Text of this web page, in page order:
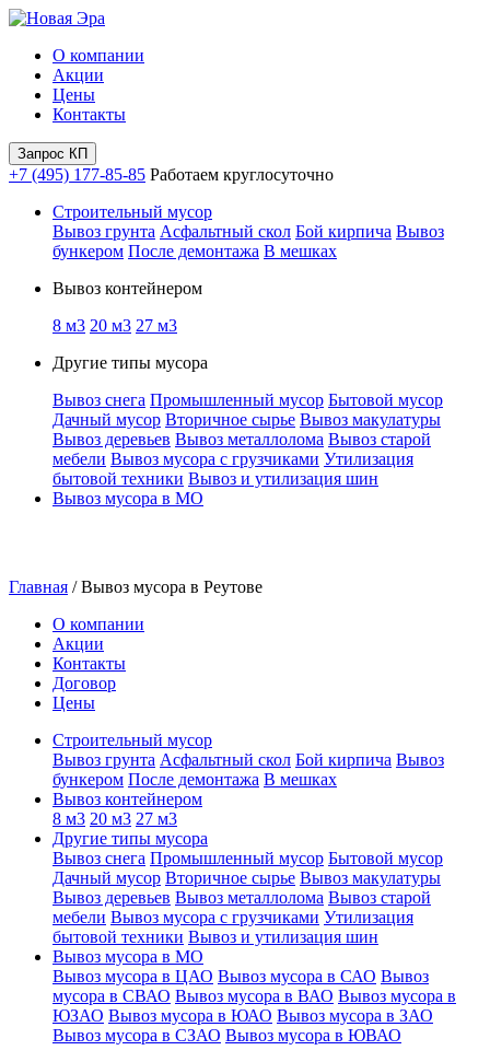
О компании
Акции
Цены
Контакты
Запрос КП
+7 (495) 177-85-85 Работаем круглосуточно
Строительный мусор
Вывоз грунта Асфальтный скол Бой кирпича Вывоз
бункером После демонтажа В мешках
Вывоз контейнером
8 м3 20 м3 27 м3
Другие типы мусора
Вывоз снега Промышленный мусор Бытовой мусор
Дачный мусор Вторичное сырье Вывоз макулатуры
Вывоз деревьев Вывоз металлолома Вывоз старой
мебели Вывоз мусора с грузчиками Утилизация
бытовой техники Вывоз и утилизация шин
Вывоз мусора в МО
Главная /Вывоз мусора в Реутове
О компании
Акции
Контакты
Договор
Цены
Строительный мусор
Вывоз грунта Асфальтный скол Бой кирпича Вывоз
бункером После демонтажа В мешках
Вывоз контейнером
8 м3 20 м3 27 м3
Другие типы мусора
Вывоз снега Промышленный мусор Бытовой мусор
Дачный мусор Вторичное сырье Вывоз макулатуры
Вывоз деревьев Вывоз металлолома Вывоз старой
мебели Вывоз мусора с грузчиками Утилизация
бытовой техники Вывоз и утилизация шин
Вывоз мусора в МО
Вывоз мусора в ЦАО Вывоз мусора в САО Вывоз
мусора в СВАО Вывоз мусора в ВАО Вывоз мусора в
ЮЗАО Вывоз мусора в ЮАО Вывоз мусора в ЗАО
Вывоз мусора в СЗАО Вывоз мусора в ЮВАО